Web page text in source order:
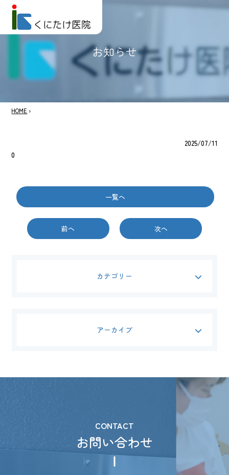
お知らせ
HOME ›
2025/07/11
0
前へ
一覧へ
次へ
カテゴリー
アーカイブ
CONTACT
お問い合わせ